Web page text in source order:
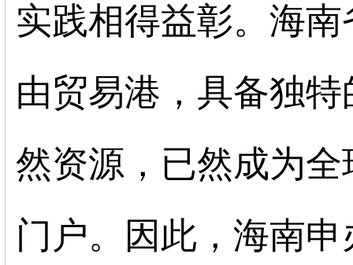
实践相得益彰。海
由贸易港，具备独
然资源，已然成为
门户。因此，海南